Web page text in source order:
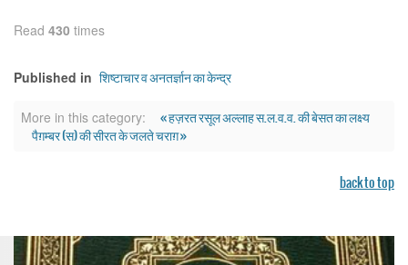
Read 430 times
Published in शिष्टाचार व अनतर्ज्ञान का केन्द्र
More in this category:
« हज़रत रसूल अल्लाह स.ल.व.व. की बेसत का लक्ष्य
पैग़म्बर (स) की सीरत के जलते चराग़ »
back to top